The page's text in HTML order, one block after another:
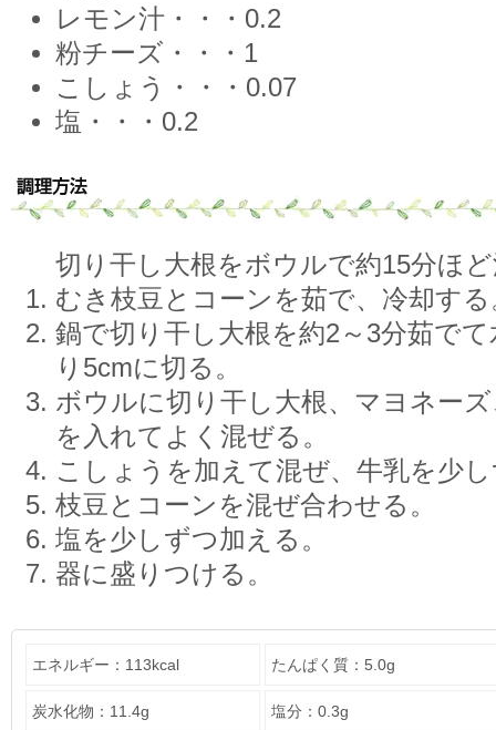
レモン汁・・・0.2
粉チーズ・・・1
こしょう・・・0.07
塩・・・0.2
切り干し大根をボウルで約15分ほ
むき枝豆とコーンを茹で、冷却する
鍋で切り干し大根を約2～3分茹で
り5cmに切る。
ボウルに切り干し大根、マヨネー
を入れてよく混ぜる。
こしょうを加えて混ぜ、牛乳を少
枝豆とコーンを混ぜ合わせる。
塩を少しずつ加える。
器に盛りつける。
エネルギー：113kcal たんぱく質：5.0g
炭水化物：11.4g 塩分：0.3g